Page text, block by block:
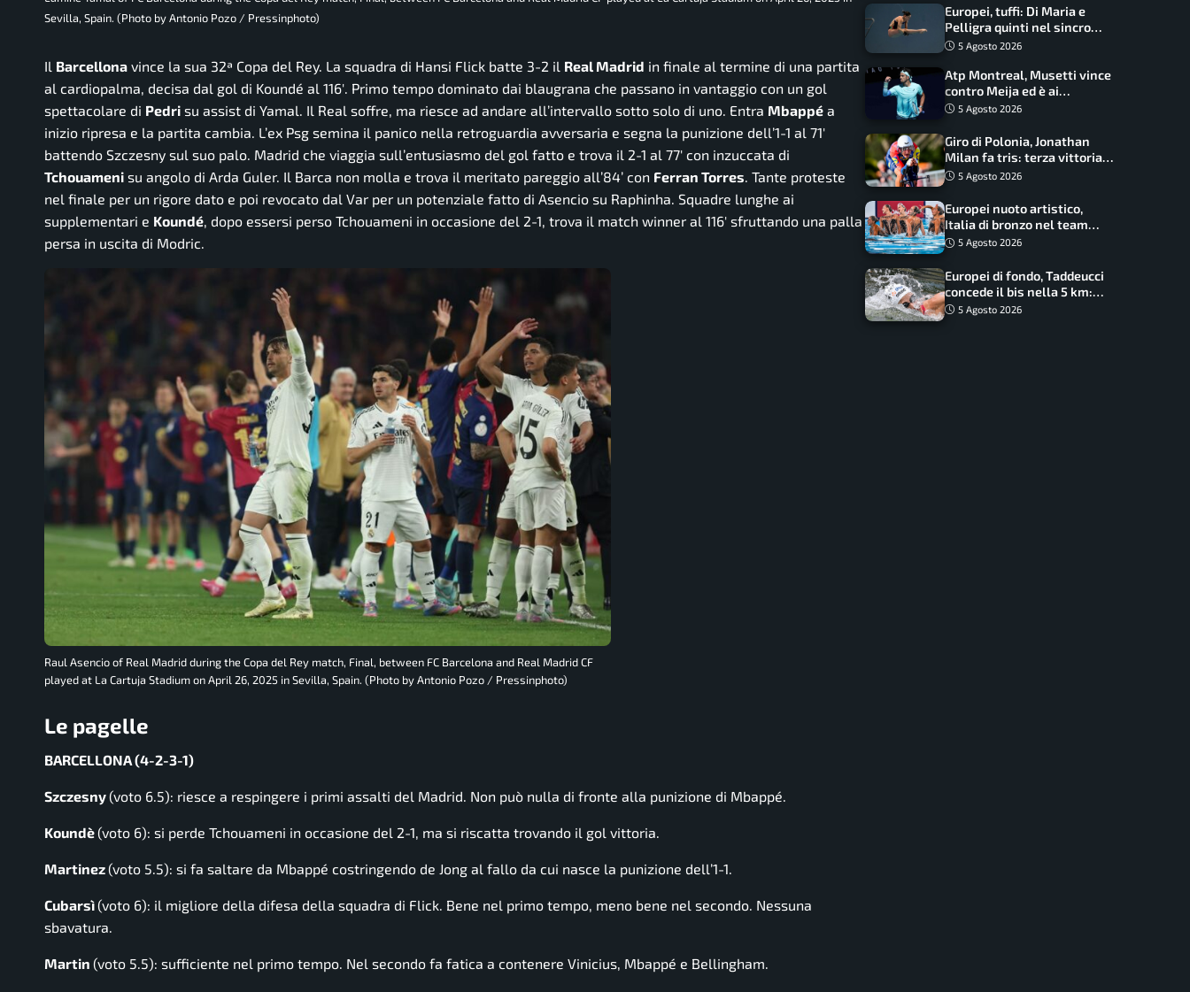
Sevilla, Spain. (Photo by Antonio Pozo / Pressinphoto)
Il Barcellona vince la sua 32ª Copa del Rey. La squadra di Hansi Flick batte 3-2 il Real Madrid in finale al termine di una partita
al cardiopalma, decisa dal gol di Koundé al 116′. Primo tempo dominato dai blaugrana che passano in vantaggio con un gol
spettacolare di Pedri su assist di Yamal. Il Real soffre, ma riesce ad andare all’intervallo sotto solo di uno. Entra Mbappé a
inizio ripresa e la partita cambia. L’ex Psg semina il panico nella retroguardia avversaria e segna la punizione dell’1-1 al 71′
battendo Szczesny sul suo palo. Madrid che viaggia sull’entusiasmo del gol fatto e trova il 2-1 al 77′ con inzuccata di
Tchouameni su angolo di Arda Guler. Il Barca non molla e trova il meritato pareggio all’84’ con Ferran Torres. Tante proteste
nel finale per un rigore dato e poi revocato dal Var per un potenziale fatto di Asencio su Raphinha. Squadre lunghe ai
supplementari e Koundé, dopo essersi perso Tchouameni in occasione del 2-1, trova il match winner al 116′ sfruttando una palla
persa in uscita di Modric.
Raul Asencio of Real Madrid during the Copa del Rey match, Final, between FC Barcelona and Real Madrid CF
played at La Cartuja Stadium on April 26, 2025 in Sevilla, Spain. (Photo by Antonio Pozo / Pressinphoto)
Le pagelle
BARCELLONA (4-2-3-1)
Szczesny(voto 6.5): riesce a respingere i primi assalti del Madrid. Non può nulla di fronte alla punizione di Mbappé.
Koundè(voto 6): si perde Tchouameni in occasione del 2-1, ma si riscatta trovando il gol vittoria.
Martinez(voto 5.5): si fa saltare da Mbappé costringendo de Jong al fallo da cui nasce la punizione dell’1-1.
Cubarsì(voto 6): il migliore della difesa della squadra di Flick. Bene nel primo tempo, meno bene nel secondo. Nessuna
sbavatura.
Martin (voto 5.5): sufficiente nel primo tempo. Nel secondo fa fatica a contenere Vinicius, Mbappé e Bellingham.
Europei, tuffi: Di Maria e
Pelligra quinti nel sincro
misto. Oro all’Ucraina
5 Agosto 2026
Atp Montreal, Musetti vince
contro Meija ed è ai
sedicesimi
5 Agosto 2026
Giro di Polonia, Jonathan
Milan fa tris: terza vittoria
consecutiva e primato
5 Agosto 2026
Europei nuoto artistico,
Italia di bronzo nel team
acrobatic: terzo podio
5 Agosto 2026
Europei di fondo, Taddeucci
concede il bis nella 5 km:
oro azzurro, Pozzobon
5 Agosto 2026